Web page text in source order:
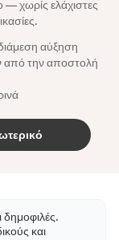
χωρίς ελάχιστες
αύξηση
από την αποστολή
δημοφιλές.
και